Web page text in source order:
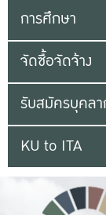
การศึกษา
จัดซื้อจัดจ้าง
รับสมัครบุคล
KU to ITA